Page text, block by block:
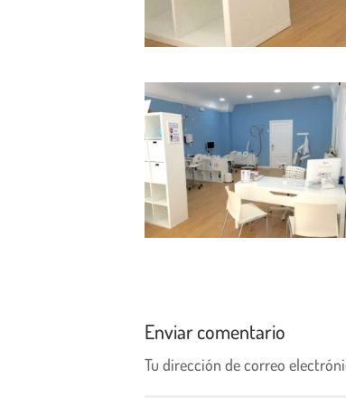
Enviar comentario
Tu dirección de correo